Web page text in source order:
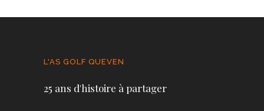
L'AS GOLF QUEVEN
25 ans d'histoire à partager